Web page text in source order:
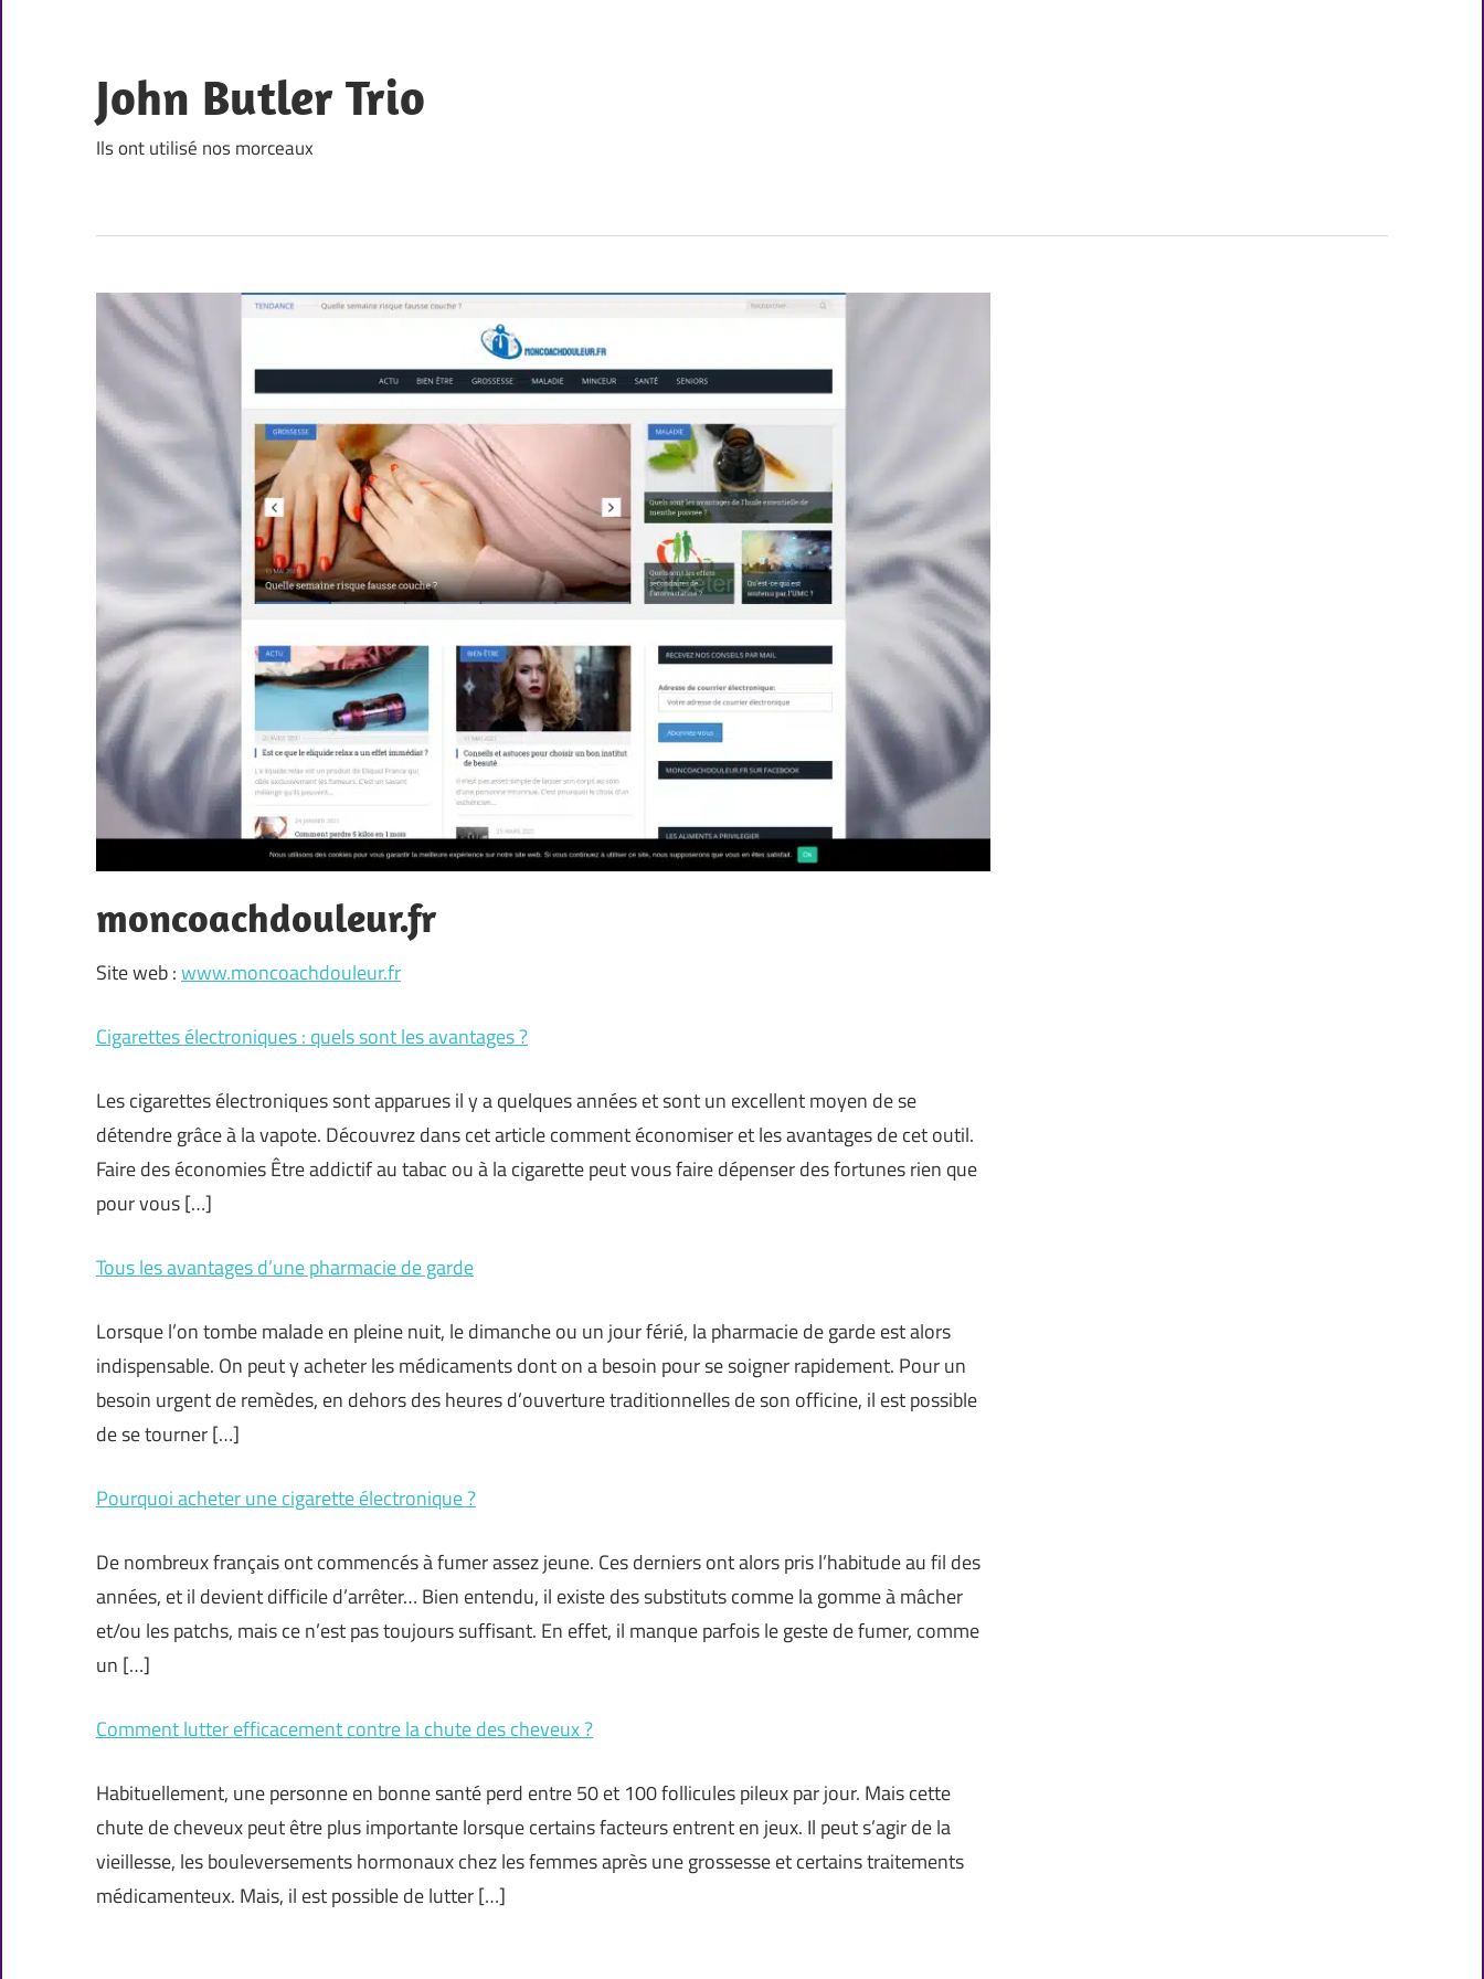
content
John Butler Trio
Ils ont utilisé nos morceaux
moncoachdouleur.fr
Site web :www.moncoachdouleur.fr
Cigarettes électroniques : quels sont les avantages ?
Les cigarettes électroniques sont apparues il y a quelques années et sont un excellent moyen de se
détendre grâce à la vapote. Découvrez dans cet article comment économiser et les avantages de cet outil.
Faire des économies Être addictif au tabac ou à la cigarette peut vous faire dépenser des fortunes rien que
pour vous […]
Tous les avantages d’une pharmacie de garde
Lorsque l’on tombe malade en pleine nuit, le dimanche ou un jour férié, la pharmacie de garde est alors
indispensable. On peut y acheter les médicaments dont on a besoin pour se soigner rapidement. Pour un
besoin urgent de remèdes, en dehors des heures d’ouverture traditionnelles de son officine, il est possible
de se tourner […]
Pourquoi acheter une cigarette électronique ?
De nombreux français ont commencés à fumer assez jeune. Ces derniers ont alors pris l’habitude au fil des
années, et il devient difficile d’arrêter… Bien entendu, il existe des substituts comme la gomme à mâcher
et/ou les patchs, mais ce n’est pas toujours suffisant. En effet, il manque parfois le geste de fumer, comme
un […]
Comment lutter efficacement contre la chute des cheveux ?
Habituellement, une personne en bonne santé perd entre 50 et 100 follicules pileux par jour. Mais cette
chute de cheveux peut être plus importante lorsque certains facteurs entrent en jeux. Il peut s’agir de la
vieillesse, les bouleversements hormonaux chez les femmes après une grossesse et certains traitements
médicamenteux. Mais, il est possible de lutter […]